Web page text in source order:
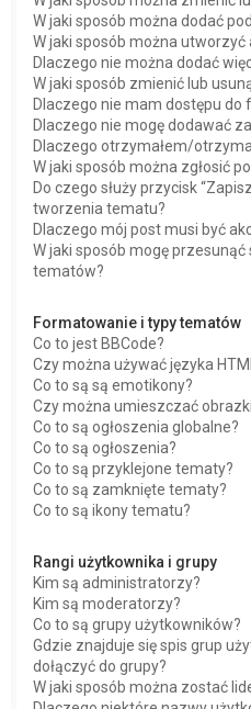
W jaki sposób można dodać
W jaki sposób można utworzyć
Dlaczego nie można dodać
W jaki sposób zmienić lub
Dlaczego nie mam dostępu do
Dlaczego nie mogę dodawać
Dlaczego otrzymałem/
W jaki sposób można zgłosić
Do czego służy przycisk
tworzenia tematu?
Dlaczego mój post musi być
W jaki sposób mogę
tematów?
Formatowanie i typy tematów
Co to jest BBCode?
Czy można używać języka
Co to są są emotikony?
Czy można umieszczać
Co to są ogłoszenia globalne?
Co to są ogłoszenia?
Co to są przyklejone tematy?
Co to są zamknięte tematy?
Co to są ikony tematu?
Rangi użytkownika i grupy
Kim są administratorzy?
Kim są moderatorzy?
Co to są grupy użytkowników?
Gdzie znajduje się spis grup
dołączyć do grupy?
W jaki sposób można zostać